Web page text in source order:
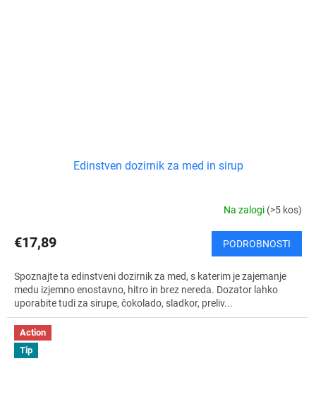
Edinstven dozirnik za med in sirup
Na zalogi (>5 kos)
€17,89 PODROBNOSTI
Spoznajte ta edinstveni dozirnik za med, s katerim je zajemanje
medu izjemno enostavno, hitro in brez nereda. Dozator lahko
uporabite tudi za sirupe, čokolado, sladkor, preliv...
Action
Tip